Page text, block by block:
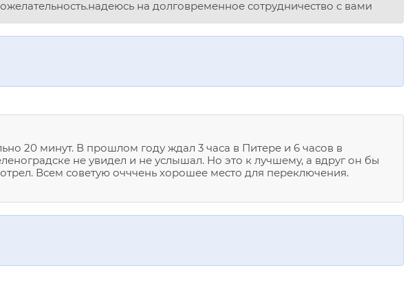
на долговременное сотрудничество с вами
20 минут. В прошлом году ждал 3 часа в Питере и 6 часов в
не увидел и не услышал. Но это к лучшему, а вдруг он бы
Всем советую очччень хорошее место для переключения.